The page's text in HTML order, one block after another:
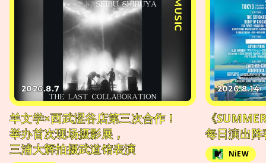
#MUSIC
2026.8.7
羊文学×西武涩谷店第三次合作！
举办首次现场摄影展，
三浦大辉拍摄武道馆表演
2026.8.14
《
每日演出阵
NiEW